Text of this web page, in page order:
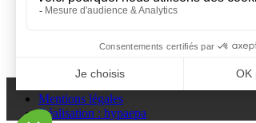
Le blog infos
Les Newsletters du CGO
Mentions légales
Réalisation : hypaepa